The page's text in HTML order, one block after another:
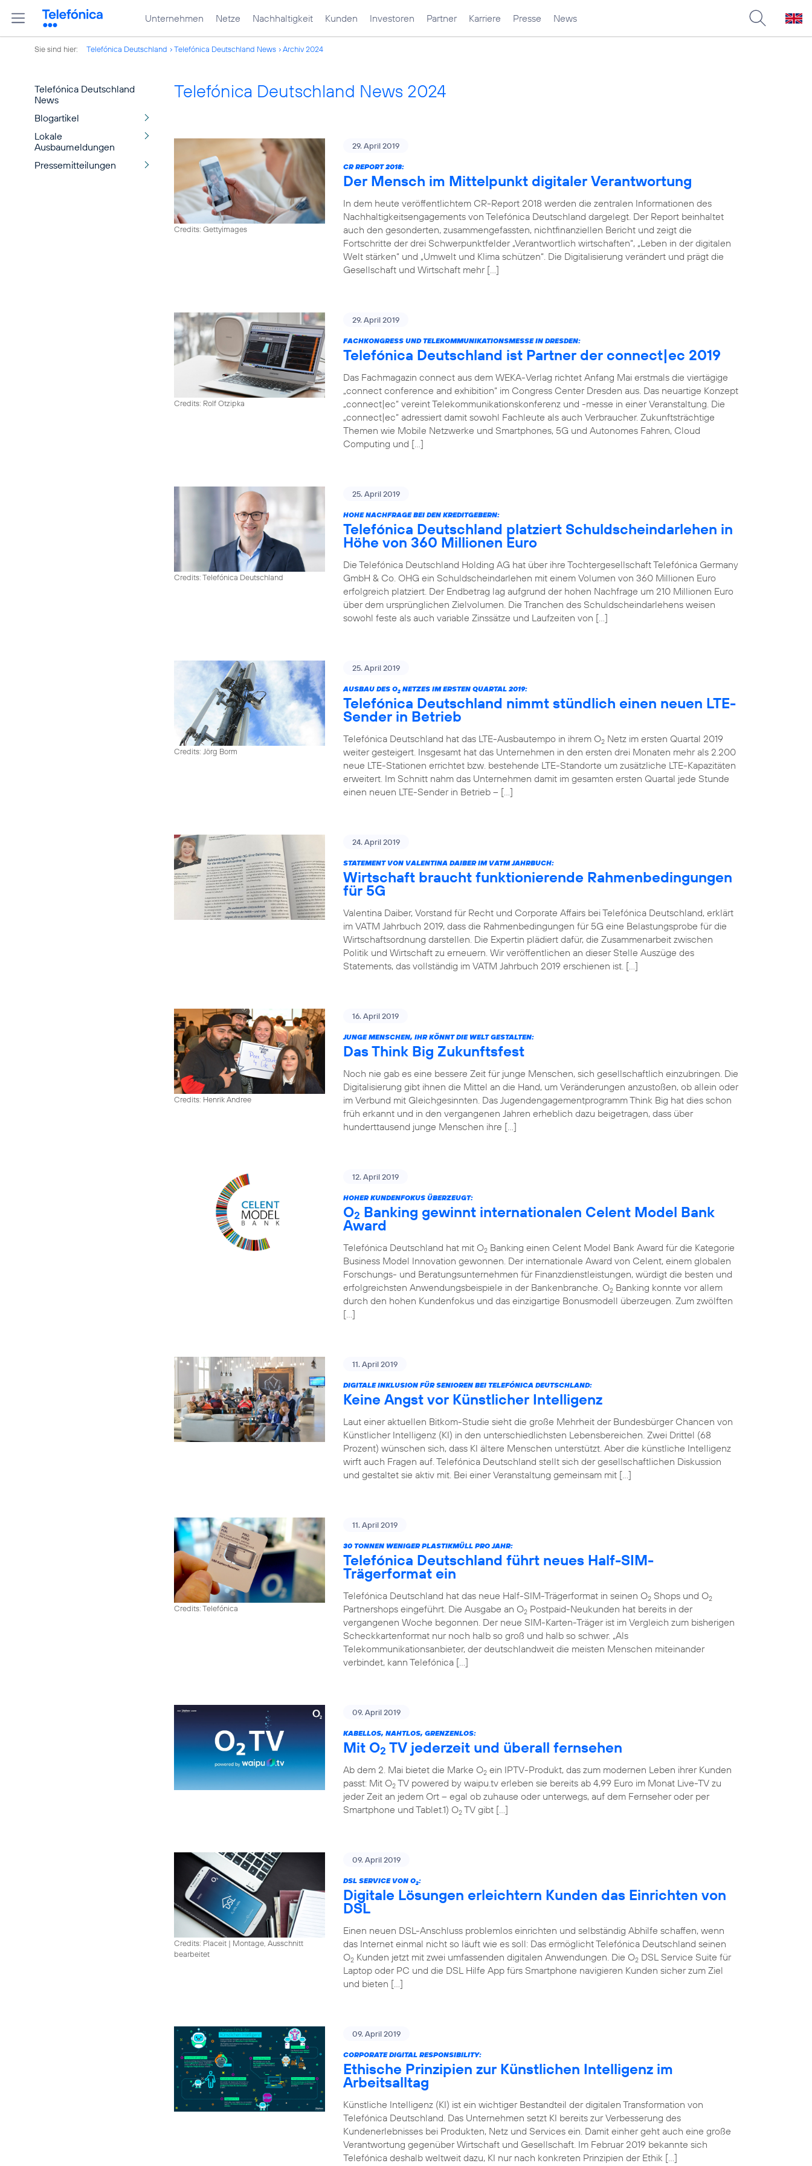
Unternehmen Netze Nachhaltigkeit Kunden Investoren Partner Karriere Presse News
Sie sind hier: Telefónica Deutschland Telefónica Deutschland News Archiv 2024
Telefónica Deutschland
News
Blogartikel
Lokale
Ausbaumeldungen
Pressemitteilungen
Telefónica Deutschland News 2024
Credits: Gettyimages
29. April 2019
CR REPORT 2018:
Der Mensch im Mittelpunkt digitaler Verantwortung
In dem heute veröffentlichtem CR-Report 2018 werden die zentralen Informationen des
Nachhaltigkeitsengagements von Telefónica Deutschland dargelegt. Der Report beinhaltet
auch den gesonderten, zusammengefassten, nichtfinanziellen Bericht und zeigt die
Fortschritte der drei Schwerpunktfelder „Verantwortlich wirtschaften“, „Leben in der digitalen
Welt stärken“ und „Umwelt und Klima schützen“. Die Digitalisierung verändert und prägt die
Gesellschaft und Wirtschaft mehr […]
Credits: Rolf Otzipka
29. April 2019
FACHKONGRESS UND TELEKOMMUNIKATIONSMESSE IN DRESDEN:
Telefónica Deutschland ist Partner der connect|ec 2019
Das Fachmagazin connect aus dem WEKA-Verlag richtet Anfang Mai erstmals die viertägige
„connect conference and exhibition“ im Congress Center Dresden aus. Das neuartige Konzept
„connect|ec“ vereint Telekommunikationskonferenz und -messe in einer Veranstaltung. Die
„connect|ec“ adressiert damit sowohl Fachleute als auch Verbraucher. Zukunftsträchtige
Themen wie Mobile Netzwerke und Smartphones, 5G und Autonomes Fahren, Cloud
Computing und […]
Credits: Telefónica Deutschland
25. April 2019
HOHE NACHFRAGE BEI DEN KREDITGEBERN:
Telefónica Deutschland platziert Schuldscheindarlehen in
Höhe von 360 Millionen Euro
Die Telefónica Deutschland Holding AG hat über ihre Tochtergesellschaft Telefónica Germany
GmbH & Co. OHG ein Schuldscheindarlehen mit einem Volumen von 360 Millionen Euro
erfolgreich platziert. Der Endbetrag lag aufgrund der hohen Nachfrage um 210 Millionen Euro
über dem ursprünglichen Zielvolumen. Die Tranchen des Schuldscheindarlehens weisen
sowohl feste als auch variable Zinssätze und Laufzeiten von […]
Credits: Jörg Borm
25. April 2019
AUSBAU DES O2 NETZES IM ERSTEN QUARTAL 2019:
Telefónica Deutschland nimmt stündlich einen neuen LTE-
Sender in Betrieb
Telefónica Deutschland hat das LTE-Ausbautempo in ihrem O2 Netz im ersten Quartal 2019
weiter gesteigert. Insgesamt hat das Unternehmen in den ersten drei Monaten mehr als 2.200
neue LTE-Stationen errichtet bzw. bestehende LTE-Standorte um zusätzliche LTE-Kapazitäten
erweitert. Im Schnitt nahm das Unternehmen damit im gesamten ersten Quartal jede Stunde
einen neuen LTE-Sender in Betrieb – […]
24. April 2019
STATEMENT VON VALENTINA DAIBER IM VATM JAHRBUCH:
Wirtschaft braucht funktionierende Rahmenbedingungen
für 5G
Valentina Daiber, Vorstand für Recht und Corporate Affairs bei Telefónica Deutschland, erklärt
im VATM Jahrbuch 2019, dass die Rahmenbedingungen für 5G eine Belastungsprobe für die
Wirtschaftsordnung darstellen. Die Expertin plädiert dafür, die Zusammenarbeit zwischen
Politik und Wirtschaft zu erneuern. Wir veröffentlichen an dieser Stelle Auszüge des
Statements, das vollständig im VATM Jahrbuch 2019 erschienen ist. […]
Credits: Henrik Andree
16. April 2019
JUNGE MENSCHEN, IHR KÖNNT DIE WELT GESTALTEN:
Das Think Big Zukunftsfest
Noch nie gab es eine bessere Zeit für junge Menschen, sich gesellschaftlich einzubringen. Die
Digitalisierung gibt ihnen die Mittel an die Hand, um Veränderungen anzustoßen, ob allein oder
im Verbund mit Gleichgesinnten. Das Jugendengagementprogramm Think Big hat dies schon
früh erkannt und in den vergangenen Jahren erheblich dazu beigetragen, dass über
hunderttausend junge Menschen ihre […]
12. April 2019
HOHER KUNDENFOKUS ÜBERZEUGT:
O2 Banking gewinnt internationalen Celent Model Bank
Award
Telefónica Deutschland hat mit O2 Banking einen Celent Model Bank Award für die Kategorie
Business Model Innovation gewonnen. Der internationale Award von Celent, einem globalen
Forschungs- und Beratungsunternehmen für Finanzdienstleistungen, würdigt die besten und
erfolgreichsten Anwendungsbeispiele in der Bankenbranche. O2 Banking konnte vor allem
durch den hohen Kundenfokus und das einzigartige Bonusmodell überzeugen. Zum zwölften
[…]
11. April 2019
DIGITALE INKLUSION FÜR SENIOREN BEI TELEFÓNICA DEUTSCHLAND:
Keine Angst vor Künstlicher Intelligenz
Laut einer aktuellen Bitkom-Studie sieht die große Mehrheit der Bundesbürger Chancen von
Künstlicher Intelligenz (KI) in den unterschiedlichsten Lebensbereichen. Zwei Drittel (68
Prozent) wünschen sich, dass KI ältere Menschen unterstützt. Aber die künstliche Intelligenz
wirft auch Fragen auf. Telefónica Deutschland stellt sich der gesellschaftlichen Diskussion
und gestaltet sie aktiv mit. Bei einer Veranstaltung gemeinsam mit […]
Credits: Telefónica
11. April 2019
30 TONNEN WENIGER PLASTIKMÜLL PRO JAHR:
Telefónica Deutschland führt neues Half-SIM-
Trägerformat ein
Telefónica Deutschland hat das neue Half-SIM-Trägerformat in seinen O2 Shops und O2
Partnershops eingeführt. Die Ausgabe an O2 Postpaid-Neukunden hat bereits in der
vergangenen Woche begonnen. Der neue SIM-Karten-Träger ist im Vergleich zum bisherigen
Scheckkartenformat nur noch halb so groß und halb so schwer. „Als
Telekommunikationsanbieter, der deutschlandweit die meisten Menschen miteinander
verbindet, kann Telefónica […]
09. April 2019
KABELLOS, NAHTLOS, GRENZENLOS:
Mit O2 TV jederzeit und überall fernsehen
Ab dem 2. Mai bietet die Marke O2 ein IPTV-Produkt, das zum modernen Leben ihrer Kunden
passt: Mit O2 TV powered by waipu.tv erleben sie bereits ab 4,99 Euro im Monat Live-TV zu
jeder Zeit an jedem Ort – egal ob zuhause oder unterwegs, auf dem Fernseher oder per
Smartphone und Tablet.1) O2 TV gibt […]
Credits: Placeit | Montage, Ausschnitt
bearbeitet
09. April 2019
DSL SERVICE VON O2:
Digitale Lösungen erleichtern Kunden das Einrichten von
DSL
Einen neuen DSL-Anschluss problemlos einrichten und selbständig Abhilfe schaffen, wenn
das Internet einmal nicht so läuft wie es soll: Das ermöglicht Telefónica Deutschland seinen
O2 Kunden jetzt mit zwei umfassenden digitalen Anwendungen. Die O2 DSL Service Suite für
Laptop oder PC und die DSL Hilfe App fürs Smartphone navigieren Kunden sicher zum Ziel
und bieten […]
09. April 2019
CORPORATE DIGITAL RESPONSIBILITY:
Ethische Prinzipien zur Künstlichen Intelligenz im
Arbeitsalltag
Künstliche Intelligenz (KI) ist ein wichtiger Bestandteil der digitalen Transformation von
Telefónica Deutschland. Das Unternehmen setzt KI bereits zur Verbesserung des
Kundenerlebnisses bei Produkten, Netz und Services ein. Damit einher geht auch eine große
Verantwortung gegenüber Wirtschaft und Gesellschaft. Im Februar 2019 bekannte sich
Telefónica deshalb weltweit dazu, KI nur nach konkreten Prinzipien der Ethik […]